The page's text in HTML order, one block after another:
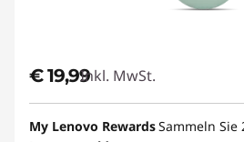
€ 19,99Inkl. MwSt.
My Lenovo RewardsSammeln Sie